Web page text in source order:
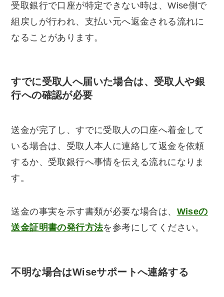
受取銀行で口座が特定できない時は、Wise側で
組戻しが行われ、支払い元へ返金される流れに
なることがあります。
すでに受取人へ届いた場合は、受取人や銀
行への確認が必要
送金が完了し、すでに受取人の口座へ着金して
いる場合は、受取人本人に連絡して返金を依頼
するか、受取銀行へ事情を伝える流れになりま
す。
送金の事実を示す書類が必要な場合は、 Wiseの
送金証明書の発行方法を参考にしてください。
不明な場合はWiseサポートへ連絡する